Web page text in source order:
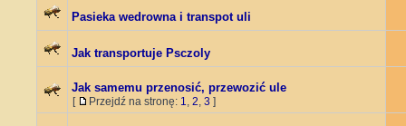
Pasieka wedrowna i transpot uli
Jak transportuje Psczoly
Jak samemu przenosić, przewozić ule
[ Przejdź na stronę: 1, 2, 3 ]